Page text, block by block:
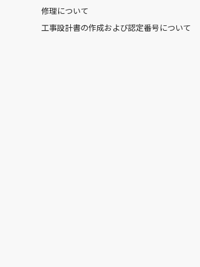
修理について
工事設計書の作成および認定番号について